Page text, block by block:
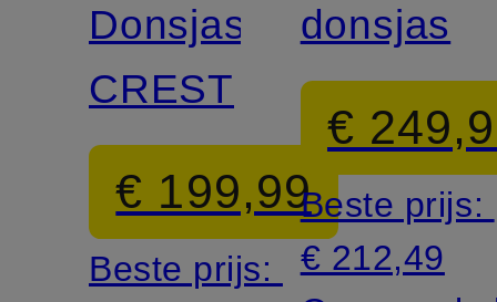
Donsjas
CREST
€ 199,99
Beste prijs:
donsjas
€
Beste prijs:
€ 212,49